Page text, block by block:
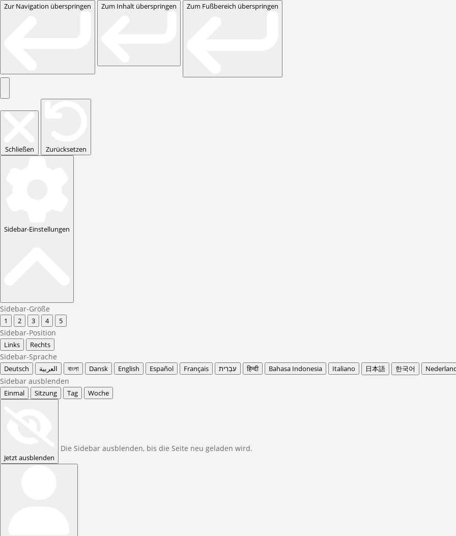
Zur Navigation überspringen Zum Inhalt überspringen Zum Fußbereich überspringen
Schließen Zurücksetzen
Sidebar-Einstellungen
Sidebar-Größe
1 2 3 4 5
Sidebar-Position
Links Rechts
Sidebar-Sprache
Deutsch العربية বাংলা Dansk English Español Français עִבְרִית हिन्दी Bahasa Indonesia Italiano 日本語 한국어
Sidebar ausblenden
Einmal Sitzung Tag Woche
Jetzt ausblenden
Die Sidebar ausblenden, bis die Seite neu geladen wird.